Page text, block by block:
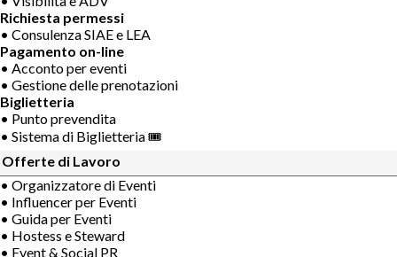
Richiesta permessi
• Consulenza SIAE e LEA
Pagamento on-line
• Acconto per eventi
• Gestione delle prenotazioni
Biglietteria
• Punto prevendita
• Sistema di Biglietteria 🎟
Offerte di Lavoro
• Organizzatore di Eventi
• Influencer per Eventi
• Guida per Eventi
• Hostess e Steward
• Event & Social PR